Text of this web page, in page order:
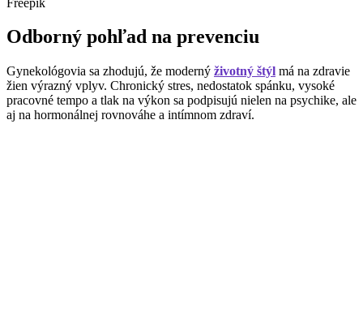
Odborný pohľad na prevenciu
Gynekológovia sa zhodujú, že moderný životný štýl má na zdravie
žien výrazný vplyv. Chronický stres, nedostatok spánku, vysoké
pracovné tempo a tlak na výkon sa podpisujú nielen na psychike, ale
aj na hormonálnej rovnováhe a intímnom zdraví.